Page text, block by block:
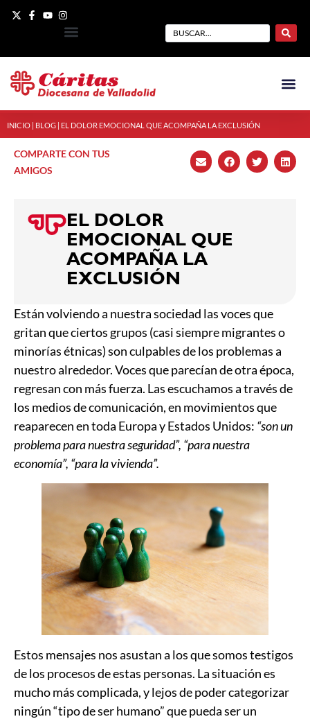
INICIO BLOG EL DOLOR EMOCIONAL QUE ACOMPAÑA LA EXCLUSIÓN
COMPARTE CON TUS
AMIGOS
EL DOLOR
EMOCIONAL QUE
ACOMPAÑA LA
EXCLUSIÓN
Están volviendo a nuestra sociedad las voces que
gritan que ciertos grupos (casi siempre migrantes o
minorías étnicas) son culpables de los problemas a
nuestro alrededor. Voces que parecían de otra época,
regresan con más fuerza. Las escuchamos a través de
los medios de comunicación, en movimientos que
reaparecen en toda Europa y Estados Unidos: “son un
problema para nuestra seguridad”, “para nuestra
economía”, “para la vivienda”.
Estos mensajes nos asustan a los que somos testigos
de los procesos de estas personas. La situación es
mucho más complicada, y lejos de poder categorizar
ningún “tipo de ser humano” que pueda ser un